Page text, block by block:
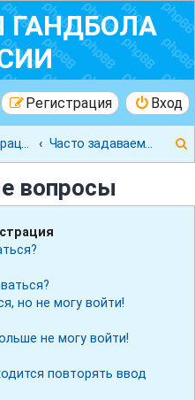
ГАНДБОЛА
Вход
Регистрация
вопросы
но не могу войти!
не могу войти!
повторять ввод